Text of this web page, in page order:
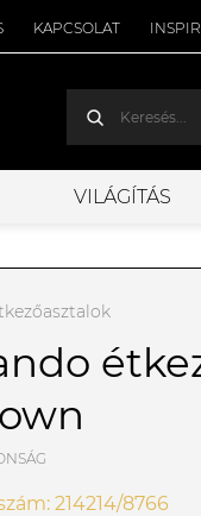
KAPCSOLAT
VILÁGÍTÁS
214214/8766